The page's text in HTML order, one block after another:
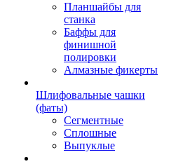
Планшайбы для
станка
Баффы для
финишной
полировки
Алмазные фикерты
Шлифовальные чашки
(фаты)
Сегментные
Сплошные
Выпуклые